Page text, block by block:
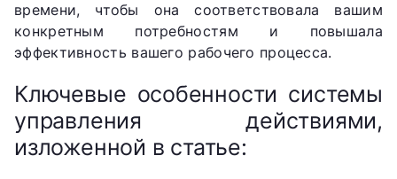
времени, чтобы она соответствовала вашим
конкретным потребностям и повышала
эффективность вашего рабочего процесса.
Ключевые особенности системы
управления действиями,
изложенной в статье: